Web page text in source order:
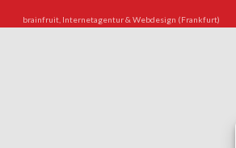
brainfruit, Internetagentur & Webdesign (Frankfurt)